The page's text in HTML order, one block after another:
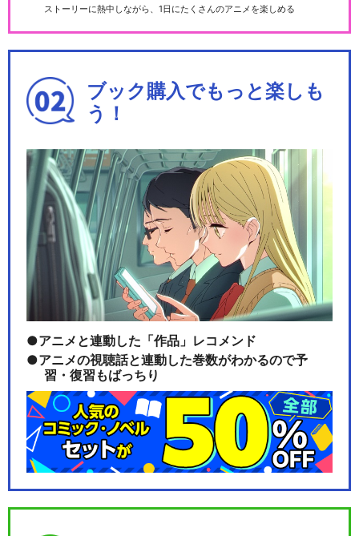
ストーリーに熱中しながら、1日にたくさんのアニメを楽しめる
ブック購入でもっと楽しも
う！
アニメと連動した「作品」レコメンド
アニメの視聴話と連動した巻数がわかるので予
習・復習もばっちり